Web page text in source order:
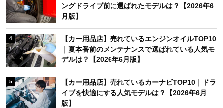
ングドライブ前に選ばれたモデルは？【2026年6
月版】
4
【カー用品店】売れているエンジンオイルTOP10
｜夏本番前のメンテナンスで選ばれている人気モ
デルは？【2026年6月版】
5
【カー用品店】売れているカーナビTOP10｜ドラ
イブを快適にする人気モデルは？【2026年6月
版】